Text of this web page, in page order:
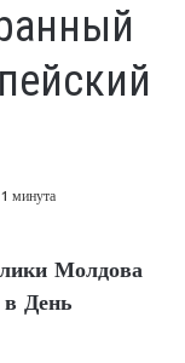
минута
Молдова
День